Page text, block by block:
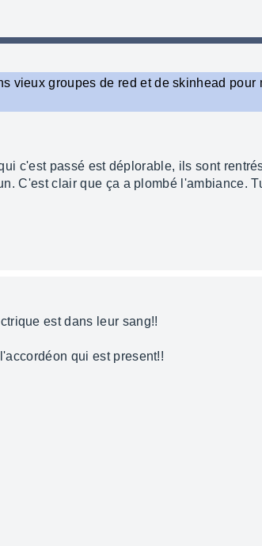
vieux groupes de red et de skinhead pour
c'est passé est déplorable, ils sont
C'est clair que ça a plombé l'ambiance.
est dans leur sang!!
qui est present!!